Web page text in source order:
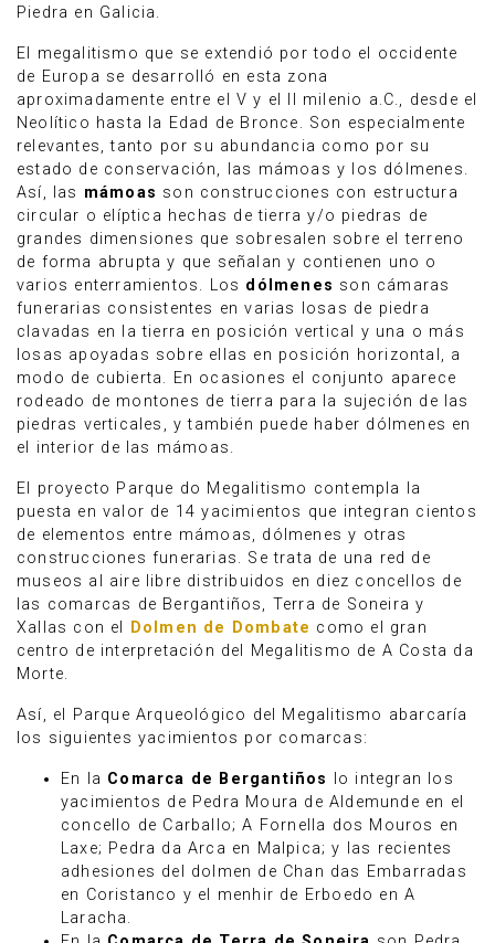
Piedra en Galicia.
El megalitismo que se extendió por todo el occidente
de Europa se desarrolló en esta zona
aproximadamente entre el V y el II milenio a.C., desde el
Neolítico hasta la Edad de Bronce. Son especialmente
relevantes, tanto por su abundancia como por su
estado de conservación, las mámoas y los dólmenes.
Así, las mámoas son construcciones con estructura
circular o elíptica hechas de tierra y/o piedras de
grandes dimensiones que sobresalen sobre el terreno
de forma abrupta y que señalan y contienen uno o
varios enterramientos. Los dólmenes son cámaras
funerarias consistentes en varias losas de piedra
clavadas en la tierra en posición vertical y una o más
losas apoyadas sobre ellas en posición horizontal, a
modo de cubierta. En ocasiones el conjunto aparece
rodeado de montones de tierra para la sujeción de las
piedras verticales, y también puede haber dólmenes en
el interior de las mámoas.
El proyecto Parque do Megalitismo contempla la
puesta en valor de 14 yacimientos que integran cientos
de elementos entre mámoas, dólmenes y otras
construcciones funerarias. Se trata de una red de
museos al aire libre distribuidos en diez concellos de
las comarcas de Bergantiños, Terra de Soneira y
Xallas con el
Dolmen de Dombate como el gran
centro de interpretación del Megalitismo de A Costa da
Morte.
Así, el Parque Arqueológico del Megalitismo abarcaría
los siguientes yacimientos por comarcas:
En la Comarca de Bergantiños
lo integran los
yacimientos de Pedra Moura de Aldemunde en el
concello de Carballo; A Fornella dos Mouros en
Laxe; Pedra da Arca en Malpica; y las recientes
adhesiones del dolmen de Chan das Embarradas
en Coristanco y el menhir de Erboedo en A
Laracha.